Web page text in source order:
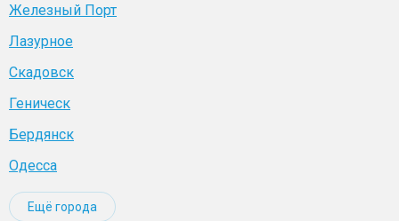
Железный Порт
Лазурное
Скадовск
Геническ
Бердянск
Одесса
Ещё города